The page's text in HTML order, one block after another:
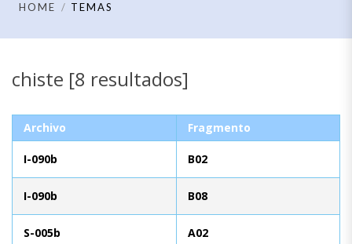
HOME TEMAS
chiste [8 resultados]
Archivo Fragmento
I-090b B02
I-090b B08
S-005b A02